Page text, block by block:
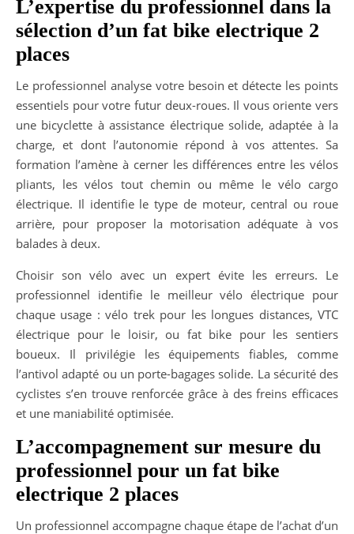
L’expertise du professionnel dans la
sélection d’un fat bike electrique 2
places
Le professionnel analyse votre besoin et détecte les points
essentiels pour votre futur deux-roues. Il vous oriente vers
une bicyclette à assistance électrique solide, adaptée à la
charge, et dont l’autonomie répond à vos attentes. Sa
formation l’amène à cerner les différences entre les vélos
pliants, les vélos tout chemin ou même le vélo cargo
électrique. Il identifie le type de moteur, central ou roue
arrière, pour proposer la motorisation adéquate à vos
balades à deux.
Choisir son vélo avec un expert évite les erreurs. Le
professionnel identifie le meilleur vélo électrique pour
chaque usage : vélo trek pour les longues distances, VTC
électrique pour le loisir, ou fat bike pour les sentiers
boueux. Il privilégie les équipements fiables, comme
l’antivol adapté ou un porte-bagages solide. La sécurité des
cyclistes s’en trouve renforcée grâce à des freins efficaces
et une maniabilité optimisée.
L’accompagnement sur mesure du
professionnel pour un fat bike
electrique 2 places
Un professionnel accompagne chaque étape de l’achat d’un